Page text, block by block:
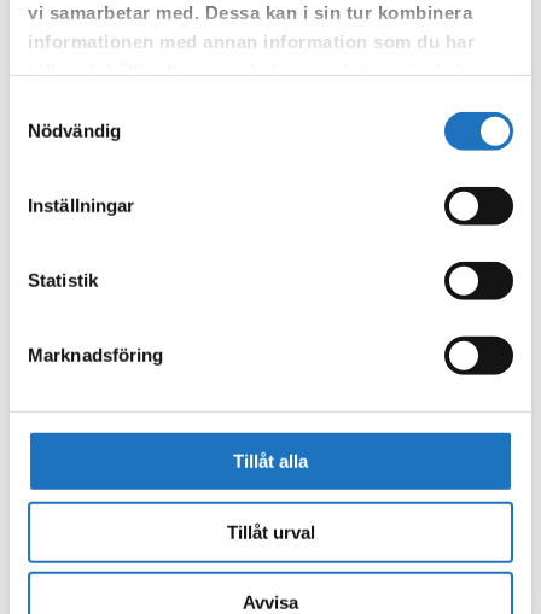
vi samarbetar med. Dessa kan i sin tur kombinera
informationen med annan information som du har
Nödvändig
Inställningar
Statistik
Marknadsföring
Tillåt alla
Tillåt urval
Avvisa